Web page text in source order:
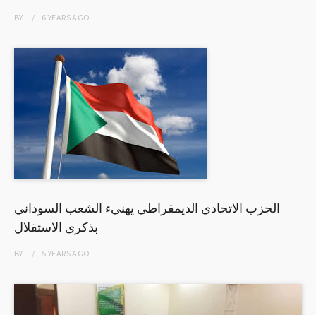
BY 6 YEARSAGO
الحزب الاتحادي الديمقراطي يهنيء الشعب السوداني
بذكرى الاستقلال
BY 5 YEARSAGO